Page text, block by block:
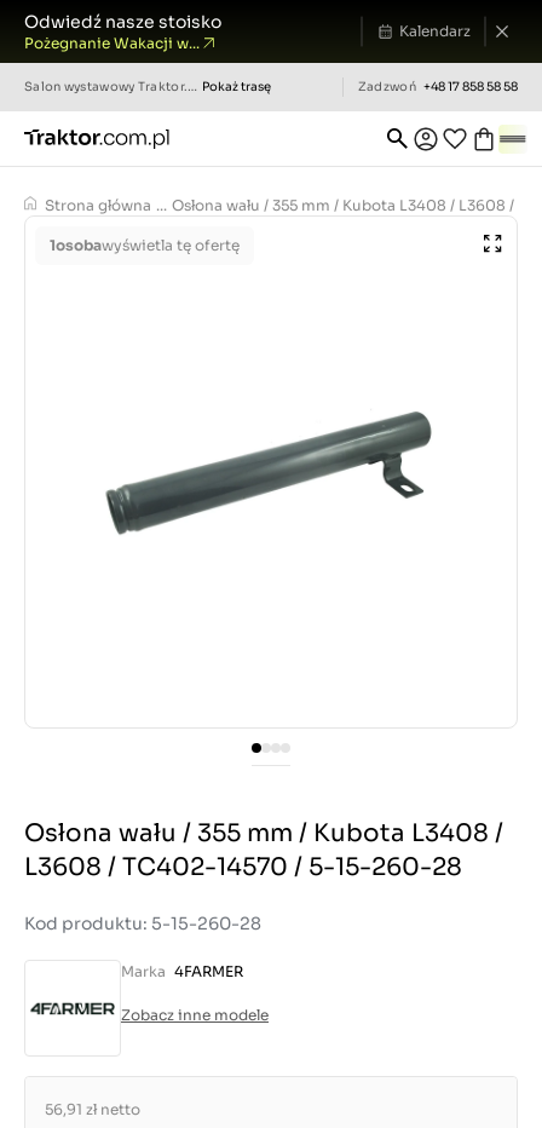
Odwiedź nasze stoisko
Pożegnanie Wakacji w...
Kalendarz
Salon wystawowy Traktor.com.pl Pokaż trasę Zadzwoń +48 17 858 58 58
Strona główna ... Osłona wału / 355 mm / Kubota L3408 / L3608 /
1osobawyświetla tę ofertę
Osłona wału / 355 mm / Kubota L3408 /
L3608 / TC402-14570 / 5-15-260-28
Kod produktu: 5-15-260-28
Marka 4FARMER
Zobacz inne modele
56,91 zł netto